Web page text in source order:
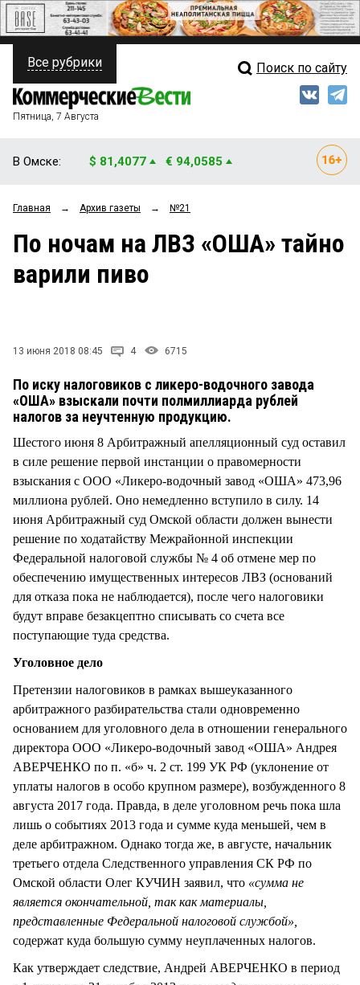
ПОЛИТИКА
ФИНАНСЫ
ОБЩЕСТВО
ЗАКОН
НОВОСТИ КОМПАНИЙ
Свежий выпуск
Рейтинги
Все рубрики Поиск по сайту
Пятница, 7 Августа
В Омске: $ 81,4077 € 94,0585
Главная → Архив газеты → №21
По ночам на ЛВЗ «ОША» тайно
варили пиво
13 июня 2018 08:45 4 6715
По иску налоговиков с ликеро-водочного завода
«ОША» взыскали почти полмиллиарда рублей
налогов за неучтенную продукцию.
Шестого июня 8 Арбитражный апелляционный суд оставил
в силе решение первой инстанции о правомерности
взыскания с ООО «Ликеро-водочный завод «ОША» 473,96
миллиона рублей. Оно немедленно вступило в силу. 14
июня Арбитражный суд Омской области должен вынести
решение по ходатайству Межрайонной инспекции
Федеральной налоговой службы № 4 об отмене мер по
обеспечению имущественных интересов ЛВЗ (оснований
для отказа пока не наблюдается), после чего налоговики
будут вправе безакцептно списывать со счета все
поступающие туда средства.
Уголовное дело
Претензии налоговиков в рамках вышеуказанного
арбитражного разбирательства стали одновременно
основанием для уголовного дела в отношении генерального
директора ООО «Ликеро-водочный завод «ОША» Андрея
АВЕРЧЕНКО по п. «б» ч. 2 ст. 199 УК РФ (уклонение от
уплаты налогов в особо крупном размере), возбужденного 8
августа 2017 года. Правда, в деле уголовном речь пока шла
лишь о событиях 2013 года и сумме куда меньшей, чем в
деле арбитражном. Однако тогда же, в августе, начальник
третьего отдела Следственного управления СК РФ по
Омской области Олег КУЧИН заявил, что «сумма не
является окончательной, так как материалы,
представленные Федеральной налоговой службой»,
содержат куда большую сумму неуплаченных налогов.
Как утверждает следствие, Андрей АВЕРЧЕНКО в период